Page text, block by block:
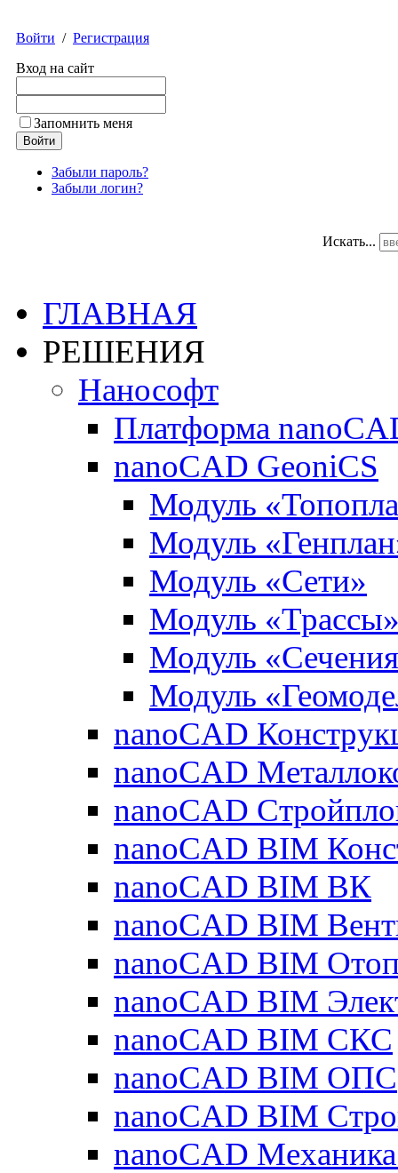
Войти / Регистрация
Вход на сайт
Запомнить меня
Забыли пароль?
Забыли логин?
Искать...
ГЛАВНАЯ
РЕШЕНИЯ
Нанософт
Платформа
nanoCAD GeoniCS
Модуль
Модуль
Модуль «Сети»
Модуль
Модуль
Модуль
nanoCAD
nanoCAD
nanoCAD
nanoCAD BIM
nanoCAD BIM ВК
nanoCAD BIM
nanoCAD BIM
nanoCAD BIM
nanoCAD BIM СКС
nanoCAD BIM ОПС
nanoCAD BIM
nanoCAD